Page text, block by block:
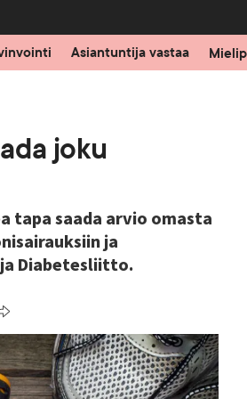
Asiantuntija vastaa
joku
tapa saada arvio omasta
ja
Diabetesliitto.